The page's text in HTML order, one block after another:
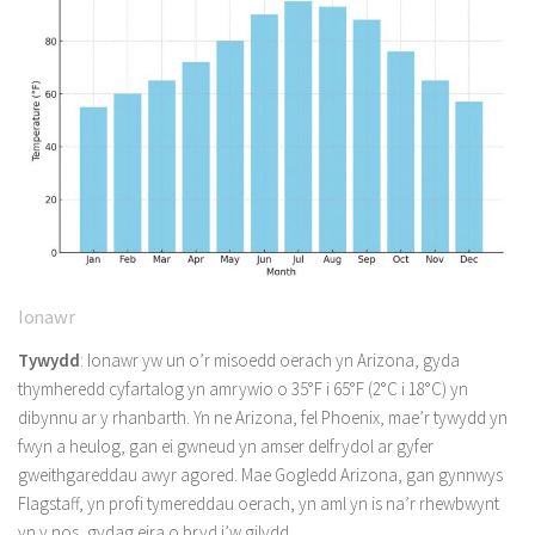
Ionawr
Tywydd: Ionawr yw un o’r misoedd oerach yn Arizona, gyda
thymheredd cyfartalog yn amrywio o 35°F i 65°F (2°C i 18°C) yn
dibynnu ar y rhanbarth. Yn ne Arizona, fel Phoenix, mae’r tywydd yn
fwyn a heulog, gan ei gwneud yn amser delfrydol ar gyfer
gweithgareddau awyr agored. Mae Gogledd Arizona, gan gynnwys
Flagstaff, yn profi tymereddau oerach, yn aml yn is na’r rhewbwynt